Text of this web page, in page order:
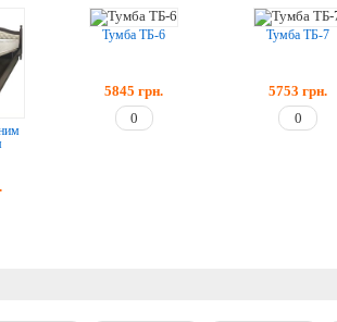
Тумба ТБ-6
5845 грн.
Тумба ТБ-7
5753 грн.